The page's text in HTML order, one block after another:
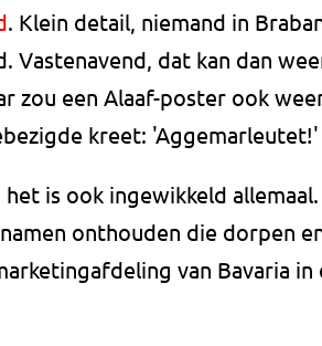
. Klein detail, niemand in
Vastenavend, dat kan dan
zou een Alaaf-poster ook
kreet: 'Aggemarleutet!'
het is ook ingewikkeld
onthouden die dorpen
van Bavaria in